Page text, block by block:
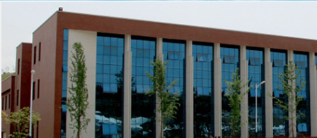
长沙航空职业技术学院2026年报考指南
长沙航空职业技术学院2026年招生计划发布
长沙航空职业技术学院2026年招生章程
2026年单招录取分数线及录取名单公示
2026年单独招生一志愿考试成绩查询
关于参加2026年单独招生考试的温馨提示